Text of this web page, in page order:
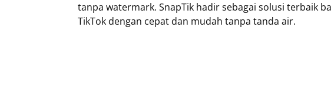
tanpa watermark. SnapTik hadir sebagai solusi terbaik
TikTok dengan cepat dan mudah tanpa tanda air.